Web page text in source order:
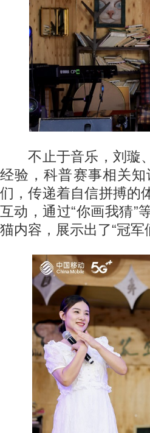
不止于音乐，刘璇、
经验，科普赛事相关
们，传递着自信拼搏的
互动，通过“你画我猜”
猫内容，展示出了“冠军